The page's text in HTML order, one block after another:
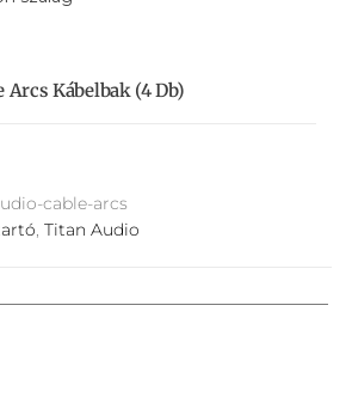
Kábelbak (4 Db)
cable-arcs
, Titan Audio